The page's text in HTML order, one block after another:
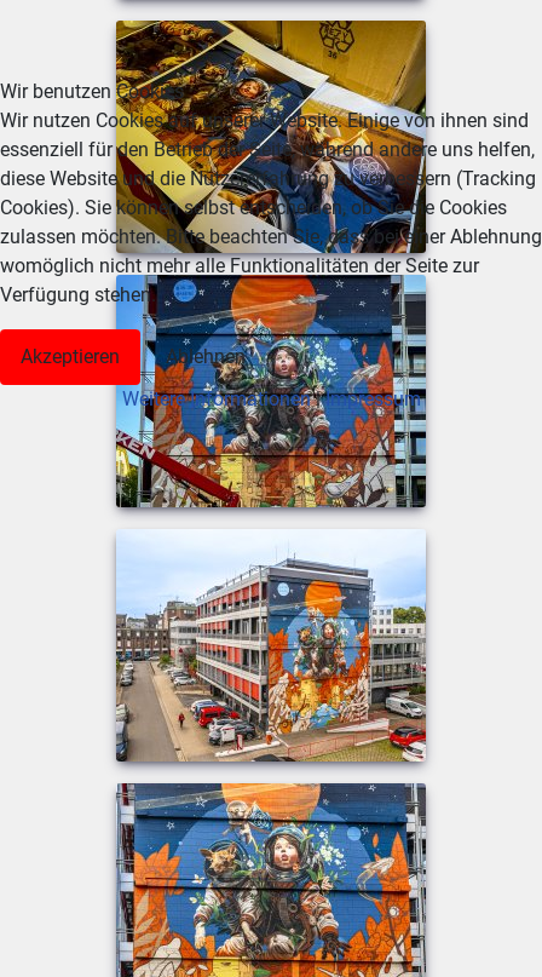
Wir benutzen Cookies
Wir nutzen Cookies auf unserer Website. Einige von ihnen sind
essenziell für den Betrieb der Seite, während andere uns helfen,
diese Website und die Nutzererfahrung zu verbessern (Tracking
Cookies). Sie können selbst entscheiden, ob Sie die Cookies
zulassen möchten. Bitte beachten Sie, dass bei einer Ablehnung
womöglich nicht mehr alle Funktionalitäten der Seite zur
Verfügung stehen.
Akzeptieren
Ablehnen
Weitere Informationen|Impressum